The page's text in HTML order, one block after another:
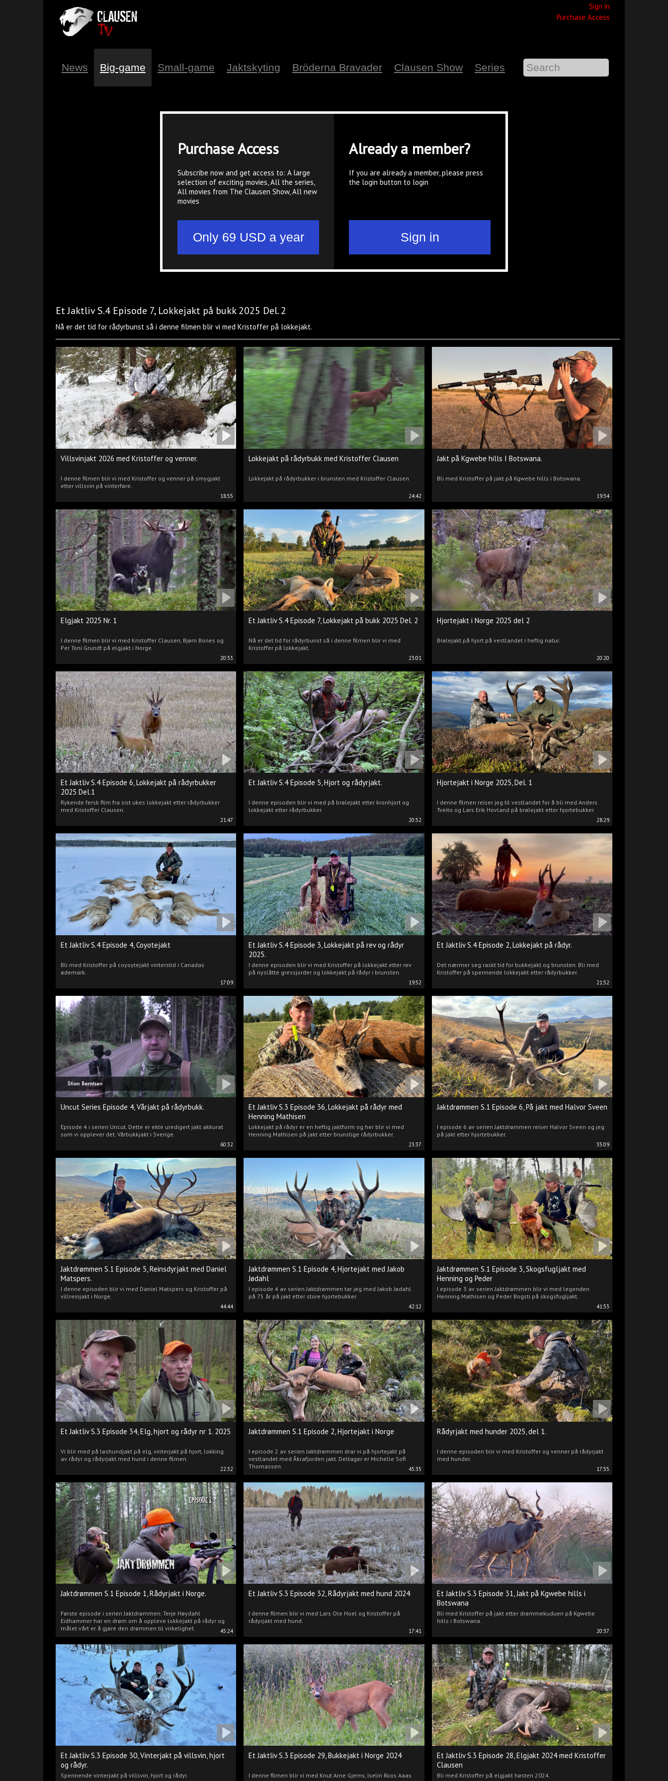
Sign in
Purchase Access
News Big-game Small-game Jaktskyting Bröderna Bravader Clausen Show Series
Purchase Access
Subscribe now and get access to: A large
selection of exciting movies, All the series,
All movies from The Clausen Show, All new
movies
Already a member?
If you are already a member, please press
the login button to login
Et Jaktliv S.4 Episode 7, Lokkejakt på bukk 2025 Del. 2
Nå er det tid for rådyrbunst så i denne filmen blir vi med Kristoffer på lokkejakt.
18:55
Villsvinjakt 2026 med Kristoffer og venner.
I denne filmen blir vi med Kristoffer og venner på smygjakt
etter villsvin på vinterføre.
24:42
Lokkejakt på rådyrbukk med Kristoffer Clausen
Lokkejakt på rådyrbukker i brunsten med Kristoffer Clausen
19:34
Jakt på Kgwebe hills I Botswana.
Bli med Kristoffer på jakt på Kgwebe hills i Botswana.
20:33
Elgjakt 2025 Nr. 1
I denne filmen blir vi med Kristoffer Clausen, Bjørn Bones og
Per Toni Grundt på elgjakt i Norge.
23:01
Et Jaktliv S.4 Episode 7, Lokkejakt på bukk 2025 Del. 2
Nå er det tid for rådyrbunst så i denne filmen blir vi med
Kristoffer på lokkejakt.
20:20
Hjortejakt i Norge 2025 del 2
Brølejakt på hjort på vestlandet i heftig natur.
21:47
Et Jaktliv S.4 Episode 6, Lokkejakt på rådyrbukker
2025 Del.1
Rykende fersk film fra sist ukes lokkejakt etter rådyrbukker
med Kristoffer Clausen.
20:52
Et Jaktliv S.4 Episode 5, Hjort og rådyrjakt.
I denne episoden blir vi med på brølejakt etter kronhjort og
lokkejakt etter rådyrbukker.
28:29
Hjortejakt i Norge 2025, Del. 1
I denne filmen reiser jeg til vestlandet for å bli med Anders
Tveito og Lars Erik Hovland på brølejakt etter hjortebukker.
17:09
Et Jaktliv S.4 Episode 4, Coyotejakt
Bli med Kristoffer på coyoytejakt vinterstid i Canadas
ødemark.
19:52
Et Jaktliv S.4 Episode 3, Lokkejakt på rev og rådyr
2025.
I denne episoden blir vi med Kristoffer på lokkejakt etter rev
på nyslåtte gressjorder og lokkejakt på rådyr i brunsten.
21:52
Et Jaktliv S.4 Episode 2, Lokkejakt på rådyr.
Det nærmer seg raskt tid for bukkejakt og brunsten. Bli med
Kristoffer på spennende lokkejakt etter rådyrbukker.
60:32
Uncut Series Episode 4, Vårjakt på rådyrbukk.
Episode 4 i serien Uncut. Dette er ekte uredigert jakt akkurat
som vi opplever det. Vårbukkjakt i Sverige.
23:37
Et Jaktliv S.3 Episode 36, Lokkejakt på rådyr med
Henning Mathisen
Lokkejakt på rådyr er en heftig jaktform og her blir vi med
Henning Mathisen på jakt etter brunstige rådyrbukker.
35:09
Jaktdrømmen S.1 Episode 6, På jakt med Halvor Sveen
I episode 6 av serien Jaktdrømmen reiser Halvor Sveen og jeg
på jakt etter hjortebukker.
44:44
Jaktdrømmen S.1 Episode 5, Reinsdyrjakt med Daniel
Matspers.
I denne episoden blir vi med Daniel Matspers og Kristoffer på
villreinjakt i Norge.
42:12
Jaktdrømmen S.1 Episode 4, Hjortejakt med Jakob
Jødahl
I episode 4 av serien Jaktdrømmen tar jeg med Jakob Jødahl
på 75 år på jakt etter store hjortebukker.
41:53
Jaktdrømmen S.1 Episode 3, Skogsfugljakt med
Henning og Peder
I episode 3 av serien Jaktdrømmen blir vi med legenden
Henning Mathisen og Peder Bogsti på skogsfugljakt.
22:32
Et Jaktliv S.3 Episode 34, Elg, hjort og rådyr nr 1. 2025
Vi blir med på løshundjakt på elg, vinterjakt på hjort, lokking
av rådyr og rådyrjakt med hund i denne filmen.
45:35
Jaktdrømmen S.1 Episode 2, Hjortejakt i Norge
I episode 2 av serien Jaktdrømmen drar vi på hjortejakt på
vestlandet med Åkrafjorden jakt. Deltager er Michelle Sofi
Thomassen.
17:55
Rådyrjakt med hunder 2025, del 1.
I denne episoden blir vi med Kristoffer og venner på rådyrjakt
med hunder.
45:24
Jaktdrømmen S.1 Episode 1, Rådyrjakt i Norge.
Første episode i serien Jaktdrømmen. Terje Høydahl
Eidhammer har en drøm om å oppleve lokkejakt på rådyr og
målet vårt er å gjøre den drømmen til virkelighet.
17:41
Et Jaktliv S.3 Episode 32, Rådyrjakt med hund 2024
I denne filmen blir vi med Lars Ole Hoel og Kristoffer på
rådyrjakt med hund.
20:37
Et Jaktliv S.3 Episode 31, Jakt på Kgwebe hills i
Botswana
Bli med Kristoffer på jakt etter drømmekuduen på Kgwebe
hills i Botswana.
Et Jaktliv S.3 Episode 30, Vinterjakt på villsvin, hjort
og rådyr.
Spennende vinterjakt på villsvin, hjort og rådyr.
Et Jaktliv S.3 Episode 29, Bukkejakt i Norge 2024
I denne filmen blir vi med Knut Arne Gjems, Iselin Roos Aaas
Et Jaktliv S.3 Episode 28, Elgjakt 2024 med Kristoffer
Clausen
Bli med Kristoffer på elgjakt høsten 2024.